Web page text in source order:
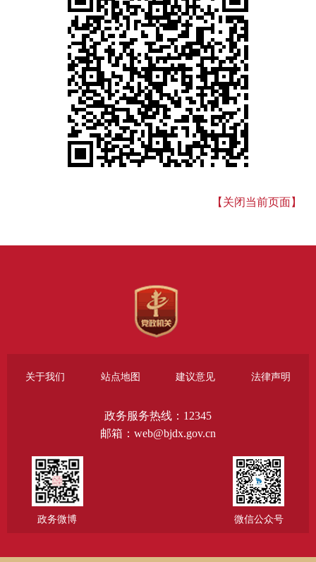
【关闭当前页面】
关于我们 站点地图 建议意见 法律声明
政务服务热线：12345
邮箱：web@bjdx.gov.cn
政务微博 微信公众号